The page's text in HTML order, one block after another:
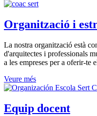
Organització i
La nostra organització està
d'arquitectes i professionals
a les empreses per a oferir-
Veure més
Equip docent